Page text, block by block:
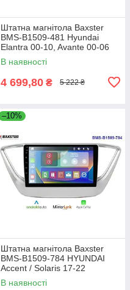
Штатна магнітола Baxster
BMS-B1509-481 Hyundai
Elantra 00-10, Avante 00-06
В наявності
4 699,80 ₴ 5 222 ₴
–10%
Штатна магнітола Baxster
BMS-B1509-784 HYUNDAI
Accent / Solaris 17-22
В наявності